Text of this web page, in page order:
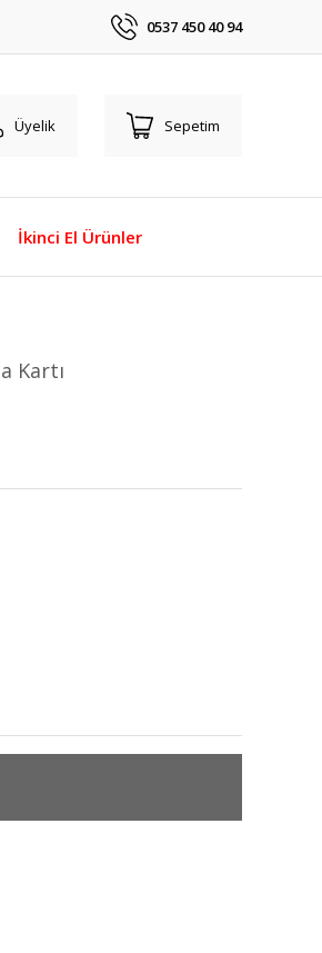
0537 450 40 94
Üyelik Sepetim
İkinci El Ürünler
Kartı